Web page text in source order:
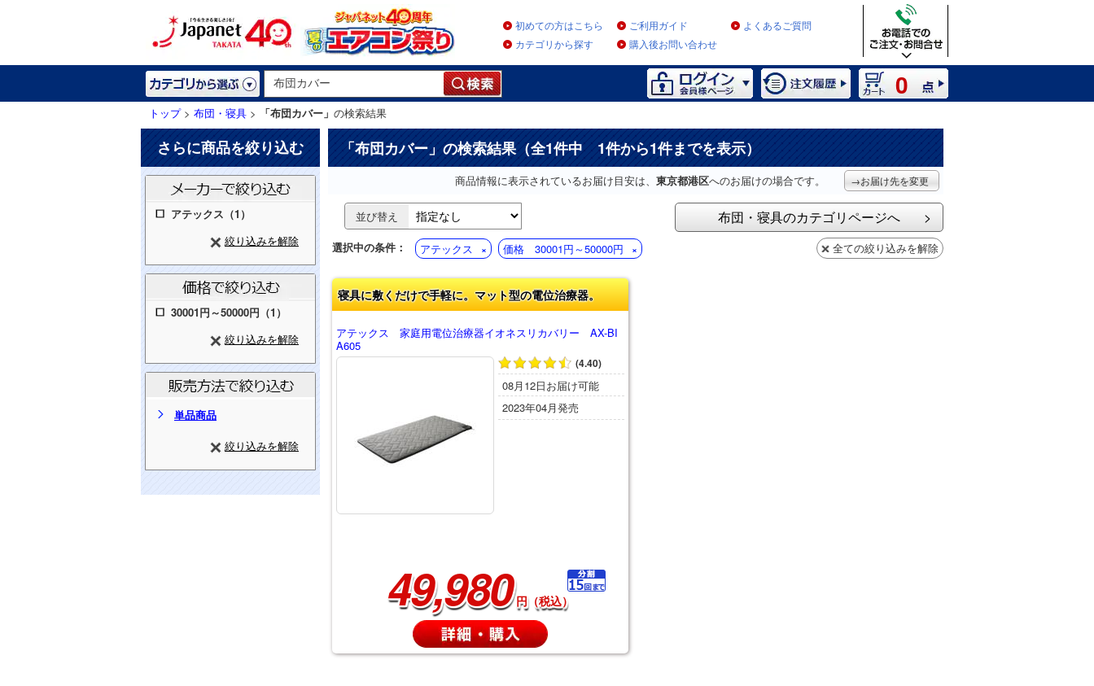
初めての方はこちら ご利用ガイド
よくあるご質問
カテゴリから探す
購入後お問い合わせ
0
トップ> 布団・寝具 > 「布団カバー」 の検索結果
さらに商品を絞り込む
アテックス（1）
絞り込みを解除
30001円～50000円（1）
絞り込みを解除
単品商品
絞り込みを解除
「布団カバー 」の検索結果（全1件中 1件から1件までを表示）
商品情報に表示されているお届け目安は、 東京都港区へのお届けの場合です。 →お届け先を変更
並び替え 布団・寝具のカテゴリページへ
選択中の条件： アテックス 価格 30001円～50000円 全ての絞り込みを解除
寝具に敷くだけで手軽に。マット型の電位治療器。
アテックス 家庭用電位治療器イオネスリカバリー AX-BI
A605
(4.40)
08月12日お届け可能
2023年04月発売
49,980 円（税込）